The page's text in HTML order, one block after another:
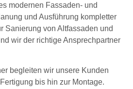
modernen Fassaden- und
und Ausführung kompletter
Sanierung von Altfassaden und
wir der richtige Ansprechpartner
begleiten wir unsere Kunden
bis hin zur Montage.